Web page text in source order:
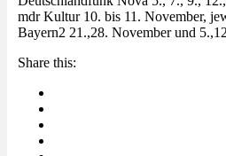
mdr Kultur 10. bis 11. November,
Bayern2 21.,28. November und
Share this: